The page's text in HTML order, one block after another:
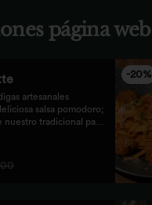
página web
-20%
artesanales
salsa pomodoro;
nuestro tradicional pan